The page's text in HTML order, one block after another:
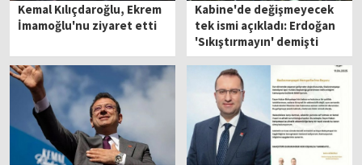
Kemal Kılıçdaroğlu, Ekrem
İmamoğlu'nu ziyaret etti
Kabine'de değişmeyecek
tek ismi açıkladı: Erdoğan
'Sıkıştırmayın' demişti